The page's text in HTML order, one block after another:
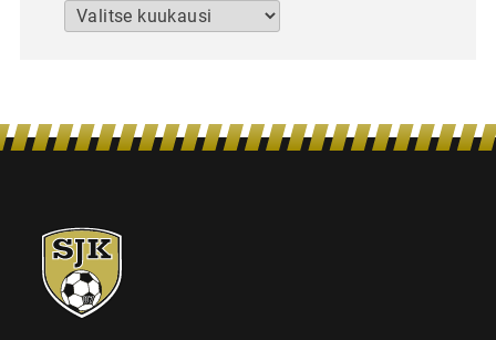
Arkistot
SJK-
juniorit